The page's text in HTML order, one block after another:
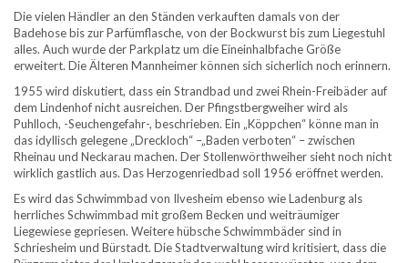
Die vielen Händler an den Ständen verkauften damals von der
Badehose bis zur Parfümflasche, von der Bockwurst bis zum Liegestuhl
alles. Auch wurde der Parkplatz um die Eineinhalbfache Größe
erweitert. Die Älteren Mannheimer können sich sicherlich noch erinnern.
1955 wird diskutiert, dass ein Strandbad und zwei Rhein-Freibäder auf
dem Lindenhof nicht ausreichen. Der Pfingstbergweiher wird als
Puhlloch, -Seuchengefahr-, beschrieben. Ein „Köppchen“ könne man in
das idyllisch gelegene „Dreckloch“ –„Baden verboten“ – zwischen
Rheinau und Neckarau machen. Der Stollenwörthweiher sieht noch nicht
wirklich gastlich aus. Das Herzogenriedbad soll 1956 eröffnet werden.
Es wird das Schwimmbad von Ilvesheim ebenso wie Ladenburg als
herrliches Schwimmbad mit großem Becken und weiträumiger
Liegewiese gepriesen. Weitere hübsche Schwimmbäder sind in
Schriesheim und Bürstadt. Die Stadtverwaltung wird kritisiert, dass die